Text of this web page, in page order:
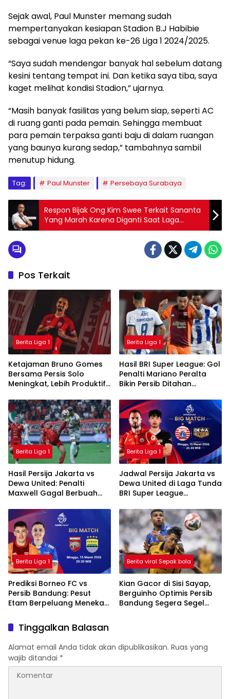
Sejak awal, Paul Munster memang sudah
mempertanyakan kesiapan Stadion B.J Habibie
sebagai venue laga pekan ke-26 Liga 1 2024/2025.
“Saya sudah mendengar banyak hal sebelum datang
kesini tentang tempat ini. Dan ketika saya tiba, saya
kaget melihat kondisi Stadion,” ujarnya.
“Masih banyak fasilitas yang belum siap, seperti AC
di ruang ganti pada pemain. Sehingga membuat
para pemain terpaksa ganti baju di dalam ruangan
yang baunya kurang sedap,” tambahnya sambil
menutup hidung.
Tag: Paul Munster Persebaya Surabaya
Respon Bijak Ong Kim Swee Terkait Sananta
Yang Marah Karena Diganti Saat Laga
Melawan Bali United
Pos Terkait
Berita Liga 1
Ketajaman Bruno Gomes
Bersama Persis Solo
Meningkat, Lebih Produktif
Padang
Berita Liga 1
Hasil BRI Super League: Gol
Penalti Mariano Peralta
Bikin Persib Ditahan
Berita Liga 1
Hasil Persija Jakarta vs
Dewa United: Penalti
Maxwell Gagal Berbuah
Ditahan Imbang
Berita Liga 1
Jadwal Persija Jakarta vs
Dewa United di Laga Tunda
BRI Super League
Berita Liga 1
Prediksi Borneo FC vs
Persib Bandung: Pesut
Etam Berpeluang Menekan
Berita viral Sepak bola
Kian Gacor di Sisi Sayap,
Berguinho Optimis Persib
Bandung Segera Segel
Tinggalkan Balasan
Alamat email Anda tidak akan dipublikasikan. Ruas yang
wajib ditandai *